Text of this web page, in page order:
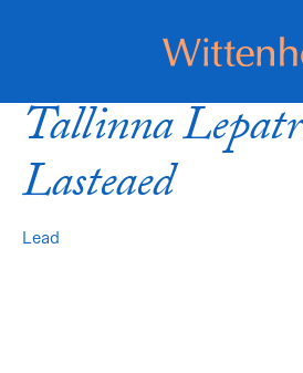
Tallinna
Lasteaed
Lead